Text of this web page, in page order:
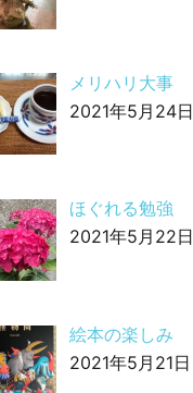
メリハリ大事
2021年5月24日
ほぐれる勉強
2021年5月22日
絵本の楽しみ
2021年5月21日